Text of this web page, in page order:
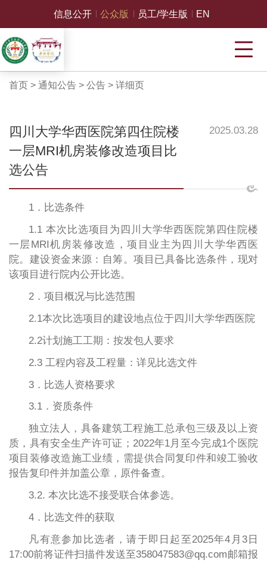
信息公开 公众版 员工/学生版 EN
首页 > 通知公告> 公告> 详细页
四川大学华西医院第四住院楼
一层MRI机房装修改造项目比
选公告
2025.03.28
1．比选条件
1.1 本次比选项目为四川大学华西医院第四住院楼
一层MRI机房装修改造，项目业主为四川大学华西医
院。建设资金来源：自筹。项目已具备比选条件，现对
该项目进行院内公开比选。
2．项目概况与比选范围
2.1本次比选项目的建设地点位于四川大学华西医院
2.2计划施工工期：按发包人要求
2.3 工程内容及工程量：详见比选文件
3．比选人资格要求
3.1．资质条件
独立法人，具备建筑工程施工总承包三级及以上资
质，具有安全生产许可证；2022年1月至今完成1个医院
项目装修改造施工业绩，需提供合同复印件和竣工验收
报告复印件并加盖公章，原件备查。
3.2. 本次比选不接受联合体参选。
4．比选文件的获取
凡有意参加比选者，请于即日起至2025年4月3日
17:00前将证件扫描件发送至358047583@qq.com邮箱报